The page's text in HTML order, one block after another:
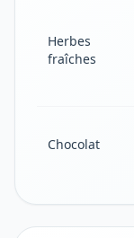
Herbes
fraîches
Chocolat